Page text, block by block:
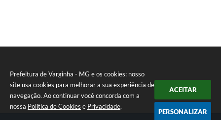
Prefeitura de Varginha - MG e os cookies: nosso
site usa cookies para melhorar a sua experiência de
navegação. Ao continuar você concorda com a
nossa Política de Cookies e Privacidade.
ACEITAR
PERSONALIZAR